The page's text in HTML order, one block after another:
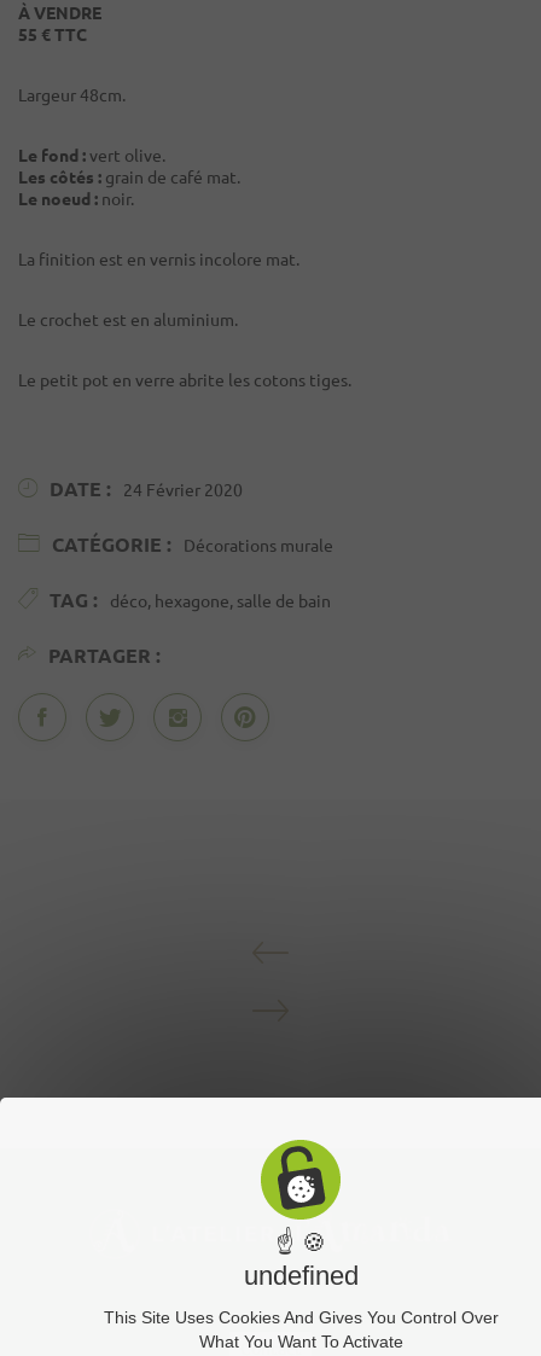
À VENDRE
55 € TTC
Largeur 48cm.
Le fond :vert olive.
Les côtés : grain de café mat.
Le noeud : noir.
La finition est en vernis incolore mat.
Le crochet est en aluminium.
Le petit pot en verre abrite les cotons tiges.
DATE : 24 Février 2020
CATÉGORIE : Décorations murale
TAG : déco, hexagone, salle de bain
PARTAGER :
Contact
☝ 🍪
undefined
This Site Uses Cookies And Gives You Control Over
What You Want To Activate